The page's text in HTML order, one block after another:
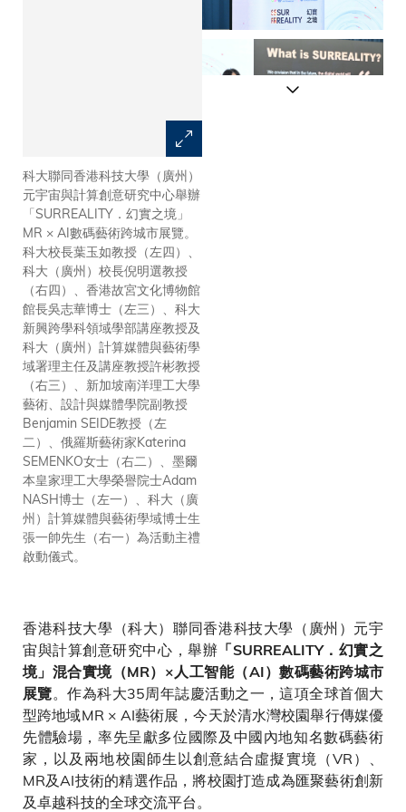
科大聯同香港科技大學（廣州）
元宇宙與計算創意研究中心舉辦
「SURREALITY．幻實之境」
MR × AI數碼藝術跨城市展覽。
科大校長葉玉如教授（左四）、
科大（廣州）校長倪明選教授
（右四）、香港故宮文化博物館
館長吳志華博士（左三）、科大
新興跨學科領域學部講座教授及
科大（廣州）計算媒體與藝術學
域署理主任及講座教授許彬教授
（右三）、新加坡南洋理工大學
藝術、設計與媒體學院副教授
Benjamin SEIDE教授（左
二）、俄羅斯藝術家Katerina
SEMENKO女士（右二）、墨爾
本皇家理工大學榮譽院士Adam
NASH博士（左一）、科大（廣
州）計算媒體與藝術學域博士生
張一帥先生（右一）為活動主禮
啟動儀式。
香港科技大學（科大）聯同香港科技大學（廣州）元宇
宙與計算創意研究中心，舉辦 「SURREALITY．幻實之
境」混合實境（MR）×人工智能（AI）數碼藝術跨城市
展覽。作為科大35周年誌慶活動之一，這項全球首個大
型跨地域MR × AI藝術展，今天於清水灣校園舉行傳媒優
先體驗場，率先呈獻多位國際及中國內地知名數碼藝術
家，以及兩地校園師生以創意結合虛擬實境（VR）、
MR及AI技術的精選作品，將校園打造成為匯聚藝術創新
及卓越科技的全球交流平台。